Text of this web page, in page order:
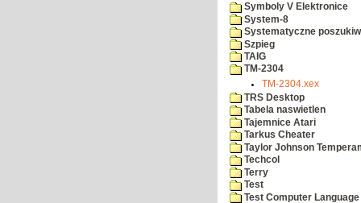
Symboly V Elektronice
System-8
Systematyczne
Szpieg
TAIG
TM-2304
TM-2304.xex
TRS Desktop
Tabela naswietlen
Tajemnice Atari
Tarkus Cheater
Taylor Johnson
Techcol
Terry
Test
Test Computer Language